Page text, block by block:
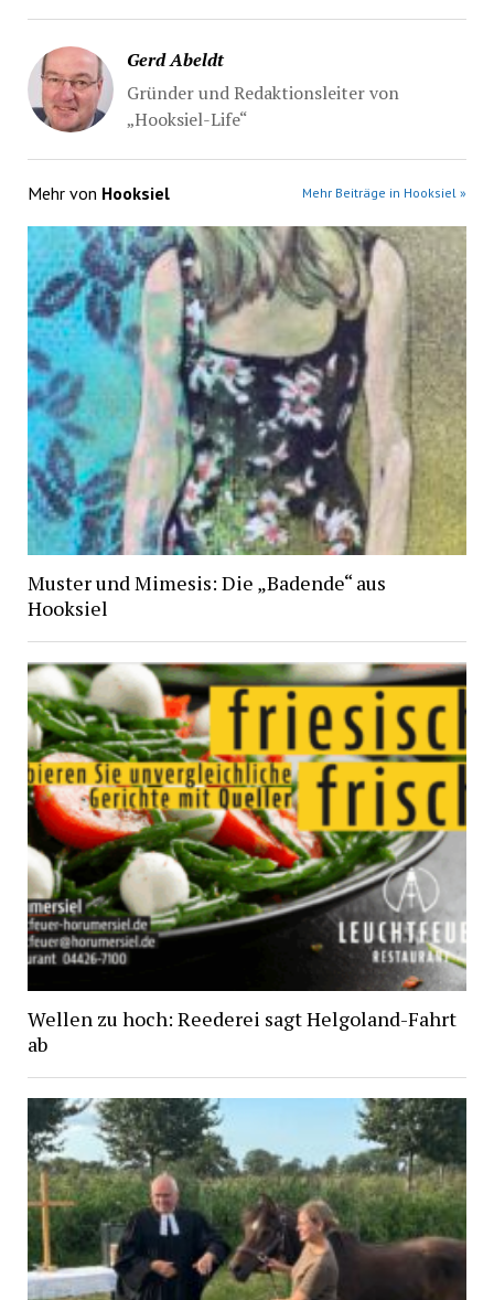
Gerd Abeldt
Gründer und Redaktionsleiter von
„Hooksiel-Life“
Mehr von Hooksiel Mehr Beiträge in Hooksiel »
Muster und Mimesis: Die „Badende“ aus
Hooksiel
Wellen zu hoch: Reederei sagt Helgoland-Fahrt
ab